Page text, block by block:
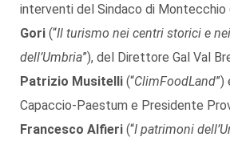
interventi del Sindaco di Montecchio
Gori (“Il turismo nei centri storici e
dell’Umbria”), del Direttore Gal Val
Patrizio Musitelli (“ClimFoodLand”)
Capaccio-Paestum e Presidente
Francesco Alfieri (“I patrimoni